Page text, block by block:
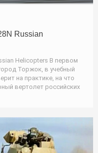
Russian
Helicopters В первом
Торжок, в учебный
на практике, на что
вертолет российских